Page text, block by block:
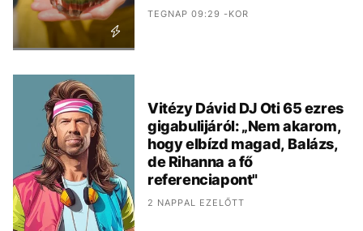
TEGNAP 09:29 -KOR
Vitézy Dávid DJ Oti 65 ezres
gigabulijáról: „Nem akarom,
hogy elbízd magad, Balázs,
de Rihanna a fő
referenciapont"
2 NAPPAL EZELŐTT